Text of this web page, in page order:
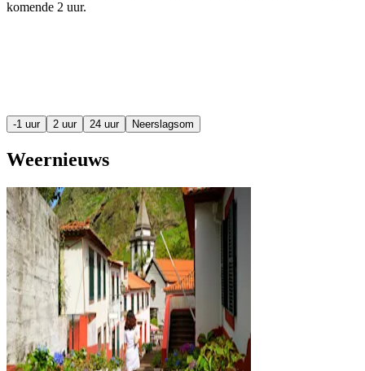
komende 2 uur.
-1 uur 2 uur 24 uur Neerslagsom
Weernieuws